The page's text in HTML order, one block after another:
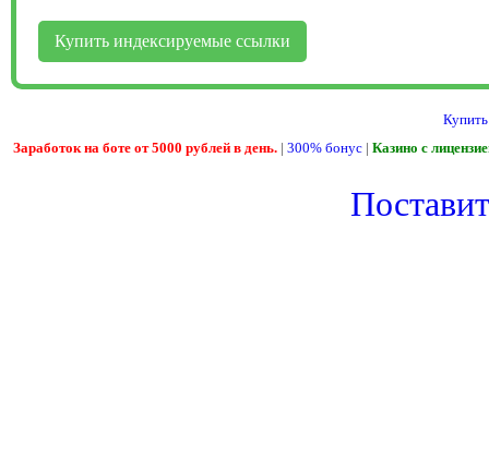
Купить индексируемые ссылки
Заработок на боте от 5000 рублей в день. | 300% бонус | Казино с